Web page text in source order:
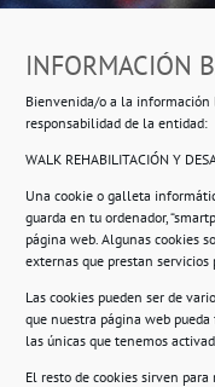
INFORMACIÓN
Bienvenida/o a la información
responsabilidad de la entidad:
WALK REHABILITACIÓN Y
Una cookie o galleta
guarda en tu ordenador,
página web. Algunas cookies
externas que prestan servicios
Las cookies pueden ser de
que nuestra página web
las únicas que tenemos
El resto de cookies sirven
Ropero Solidario
Beasáin 25-33
Información
Compromiso